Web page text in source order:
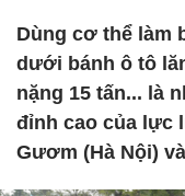
Dùng cơ thể làm
dưới bánh ô tô
nặng 15 tấn... là
đỉnh cao của lực
Gươm (Hà Nội)